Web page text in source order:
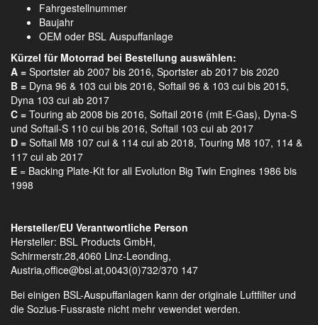
Fahrgestellnummer
Baujahr
OEM oder BSL Auspuffanlage
Kürzel für Motorrad bei Bestellung auswählen:
A = Sportster ab 2007 bis 2016, Sportster ab 2017 bis 2020
B = Dyna 96 & 103 cui bis 2016, Softail 96 & 103 cui bis 2015,
Dyna 103 cui ab 2017
C = Touring ab 2008 bis 2016, Softail 2016 (mit E-Gas), Dyna-S
und Softail-S 110 cui bis 2016, Softail 103 cui ab 2017
D = Softail M8 107 cui & 114 cui ab 2018, Touring M8 107, 114 &
117 cui ab 2017
E = Backing Plate-Kit for all Evolution Big Twin Engines 1986 bis
1998
Hersteller/EU Verantwortliche Person
Hersteller: BSL Products GmbH,
Schirmerstr.28,4060 Linz-Leonding,
Austria,office@bsl.at,0043(0)732/370 147
Bei einigen BSL-Auspuffanlagen kann der originale Luftfilter und
die Sozius-Fussraste nicht mehr vewendet werden.